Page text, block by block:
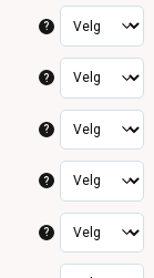
?
?
?
?
?